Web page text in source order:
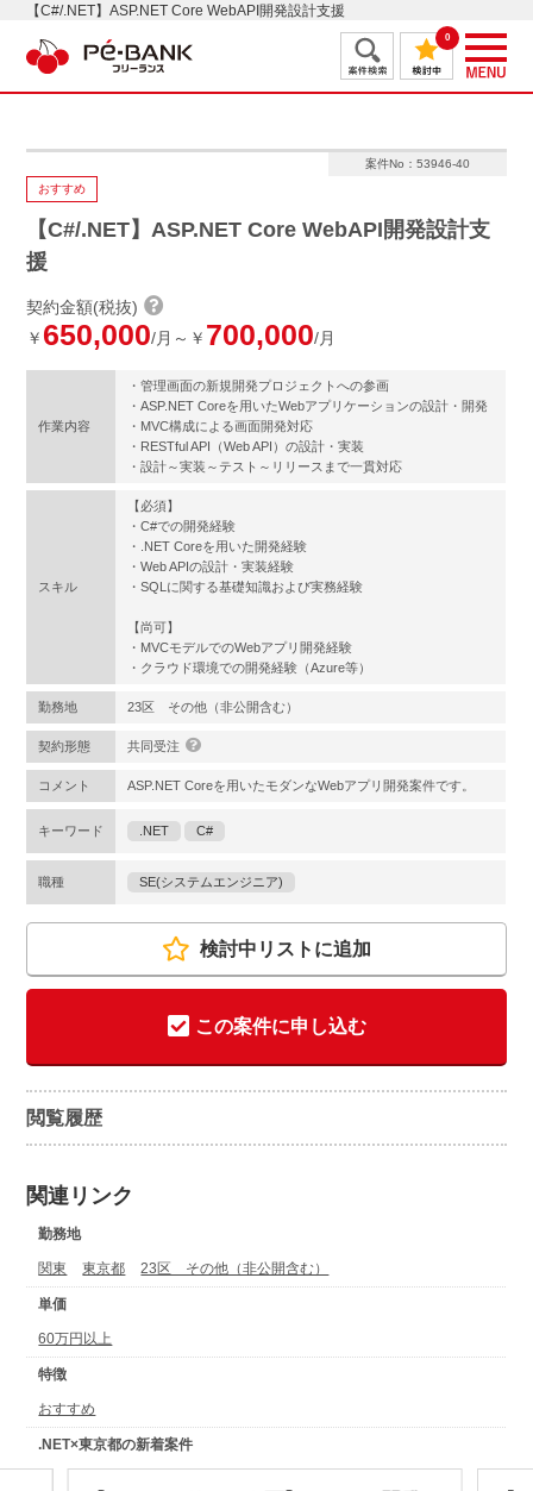
【C#/.NET】ASP.NET Core WebAPI開発設計支援
0
案件No：53946-40
おすすめ
【C#/.NET】ASP.NET Core WebAPI開発設計支
援
契約金額(税抜)
￥ 650,000/月～￥ 700,000/月
作業内容
・管理画面の新規開発プロジェクトへの参画
・ASP.NET Coreを用いたWebアプリケーションの設計・開発
・MVC構成による画面開発対応
・RESTful API（Web API）の設計・実装
・設計～実装～テスト～リリースまで一貫対応
スキル
【必須】
・C#での開発経験
・.NET Coreを用いた開発経験
・Web APIの設計・実装経験
・SQLに関する基礎知識および実務経験
【尚可】
・MVCモデルでのWebアプリ開発経験
・クラウド環境での開発経験（Azure等）
勤務地 23区 その他（非公開含む）
契約形態 共同受注
コメント ASP.NET Coreを用いたモダンなWebアプリ開発案件です。
キーワード .NET C#
職種 SE(システムエンジニア)
検討中リストに追加
この案件に申し込む
閲覧履歴
関連リンク
勤務地
関東 東京都 23区 その他（非公開含む）
単価
60万円以上
特徴
おすすめ
.NET×東京都の新着案件